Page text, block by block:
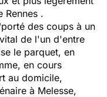
Rennes .
des coups à un
de l'un d'entre
le parquet, en
en cours
au domicile,
à Melesse,